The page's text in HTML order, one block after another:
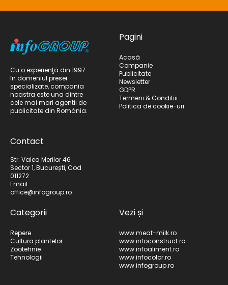
Cu o experienţă din 1997
în domeniul presei
specializate, compania
noastra este una dintre
cele mai mari agentii de
publicitate din România.
Contact
Str. Valea Merilor 46
Sector 1, București, Cod
011272
Email:
office@infogroup.ro
Pagini
Acasă
Companie
Publicitate
Newsletter
GDPR
Termeni & Conditiii
Politica de cookie-uri
Categorii
Repere
Cultura plantelor
Zootehnie
Tehnologii
Vezi și
www.meat-milk.ro
www.infoconstruct.ro
www.infoaliment.ro
www.infocolor.ro
www.infogroup.ro